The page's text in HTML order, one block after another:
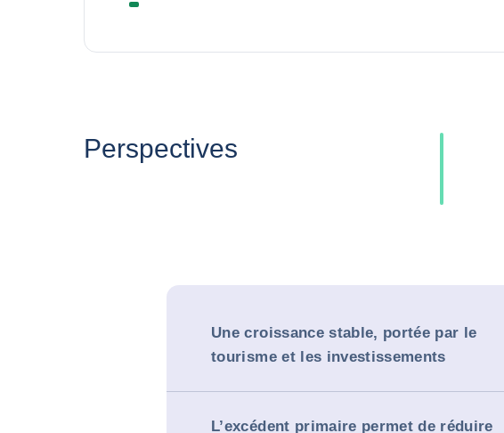
Perspectives
Une croissance stable, portée par le
tourisme et les investissements
L’excédent primaire permet de réduire